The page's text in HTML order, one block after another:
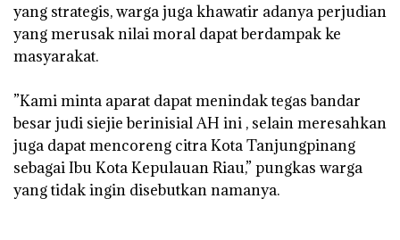
yang strategis, warga juga khawatir adanya perjudian
yang merusak nilai moral dapat berdampak ke
masyarakat.
‎”Kami minta aparat dapat menindak tegas bandar
besar judi siejie berinisial AH ini , selain meresahkan
juga dapat mencoreng citra Kota Tanjungpinang
sebagai Ibu Kota Kepulauan Riau,” pungkas warga
yang tidak ingin disebutkan namanya.